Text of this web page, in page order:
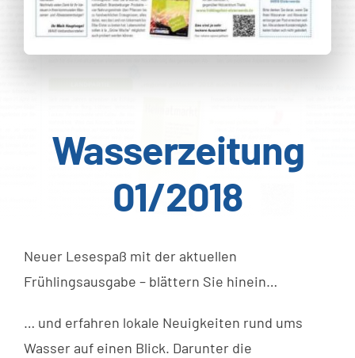
Wasserzeitung
01/2018
Neuer Lesespaß mit der aktuellen
Frühlingsausgabe – blättern Sie hinein…
… und erfahren lokale Neuigkeiten rund ums
Wasser auf einen Blick. Darunter die